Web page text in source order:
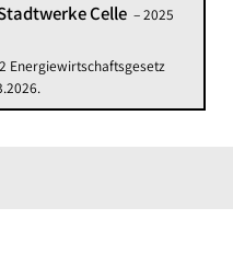
Celle – 2025
Energiewirtschaftsgesetz